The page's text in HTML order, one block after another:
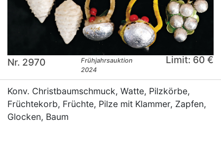
Nr. 2970
Frühjahrsauktion
2024
Limit: 60 €
Konv. Christbaumschmuck, Watte, Pilzkörbe,
Früchtekorb, Früchte, Pilze mit Klammer, Zapfen,
Glocken, Baum